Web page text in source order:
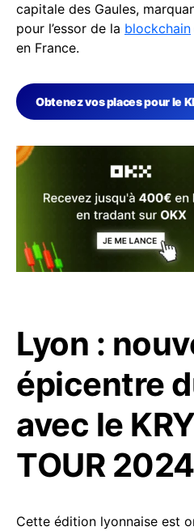
capitale des Gaules,
pour l’essor de la blockchain
en France.
Obtenez vos places pour le
Lyon :
épicentre
avec le
TOUR 2024
Cette édition lyonnaise est